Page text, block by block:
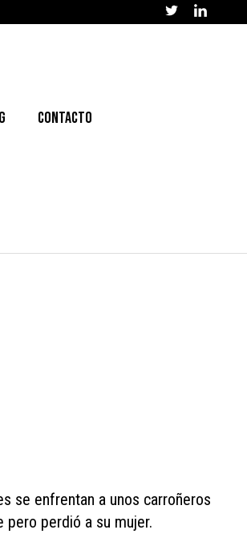
Contacto
se enfrentan a unos carroñeros
pero perdió a su mujer.